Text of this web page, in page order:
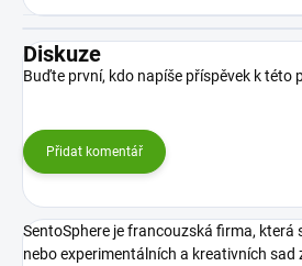
Diskuze
Buďte první, kdo napíše příspěvek k této
Přidat komentář
SentoSphere je francouzská firma, která
nebo experimentálních a kreativních sad